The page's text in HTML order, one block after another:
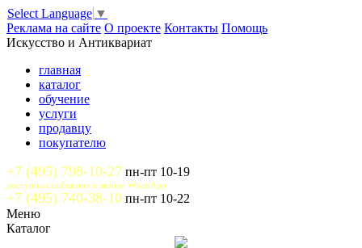
Select Language ▼
Реклама на сайте О проекте Контакты Помощь
Искусство и Антиквариат
главная
каталог
обучение
услуги
продавцу
покупателю
+7 (495) 798-10-27 пн-пт 10-19
доступны сообщения и звонки WhatsApp
+7 (495) 740-38-10 пн-пт 10-22
Меню
Каталог